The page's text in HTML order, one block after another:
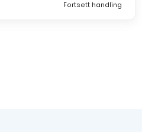
Fortsett handling